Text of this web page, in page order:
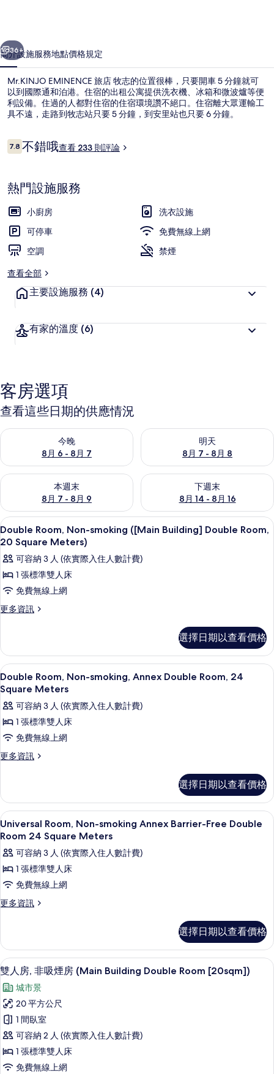
相
片
集
個 下一個
36+
簡介設施服務地點價格規定
Mr.KINJO EMINENCE 旅店 牧志的位置很棒，只要開車 5 分鐘就可
以到國際通和泊港。住宿的出租公寓提供洗衣機、冰箱和微波爐等便
利設備。住過的人都對住宿的住宿環境讚不絕口。住宿離大眾運輸工
具不遠，走路到牧志站只要 5 分鐘，到安里站也只要 6 分鐘。
評
論
7.87.8 分，滿分 10 分，
不錯哦查看 233 則評論
熱門設施服務
小廚房
洗衣設施
可停車
免費無線上網
空調
禁煙
查看全部
主要設施服務 (4)
有家的溫度 (6)
客房選項
查看這些日期的供應情況
今晚
8月 6 - 8月 7
查看今晚 (8月 6 - 8月 7) 的供應情況
明天
8月 7 - 8月 8
查看明天 (8月 7 - 8月 8) 的供
本週末
8月 7 - 8月 9
查看本週末 (8月 7 - 8月 9) 的供應情況
下週末
8月 14 - 8月 16
查看下週末 (8月 14 - 8月 16)
顯
示
Double
Room,
Non-
smoking
([Main
Room,
20
Square
Meters)
的
所
有
相
2
Double Room, Non-smoking ([Main Building] Double Room,
20 Square Meters)
可容納 3 人 (依實際入住人數計費)
1 張標準雙人床
免費無線上網
更多資訊
更
Non-
smoking
([Main
Building]
Double
Room,
20
Square
Meters)
的
詳
選擇日期以查看價格
顯
示
Double
Room,
Non-
smoking,
Annex
24
Square
Meters
的
所
有
相
片
2
Double Room, Non-smoking, Annex Double Room, 24
Square Meters
可容納 3 人 (依實際入住人數計費)
1 張標準雙人床
免費無線上網
更多資訊
更
Non-
smoking,
Annex
Double
24
Square
Meters
的
詳
情
選擇日期以查看價格
顯
示
Universal
Room,
Non-
smoking
Annex
Double
Room
24
Square
Meters
的
所
有
相
2
Universal Room, Non-smoking Annex Barrier-Free Double
Room 24 Square Meters
可容納 3 人 (依實際入住人數計費)
1 張標準雙人床
免費無線上網
更多資訊
更
Non-
smoking
Annex
Barrier-
Free
Double
Room
24
Square
Meters
的
詳
選擇日期以查看價格
顯
示
雙
人
房,
非
吸
雙人房, 非吸煙房 (Main Building
17
雙人房, 非吸煙房 (Main Building Double Room [20sqm])
城市景
20 平方公尺
1 間臥室
可容納 2 人 (依實際入住人數計費)
1 張標準雙人床
免費無線上網